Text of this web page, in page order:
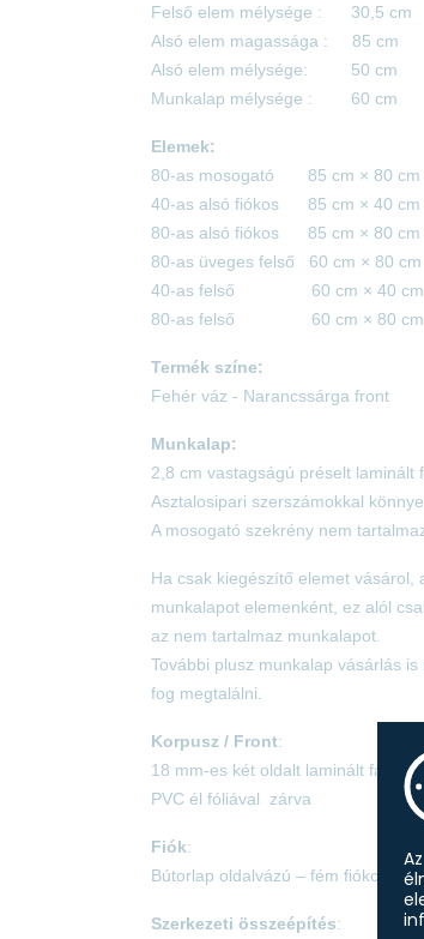
Felső elem mélysége : 30,5 cm
Alsó elem magassága : 85 cm
Alsó elem mélysége: 50 cm
Munkalap mélysége : 60 cm
Elemek:
80-as mosogató 85 cm × 80
40-as alsó fiókos 85 cm × 40
80-as alsó fiókos 85 cm × 80
80-as üveges felső 60 cm × 80 cm
40-as felső 60 cm × 40 cm
80-as felső 60 cm × 80 cm
Termék színe:
Fehér váz - Narancssárga front
Munkalap:
2,8 cm vastagságú préselt laminált
Asztalosipari szerszámokkal
A mosogató szekrény nem
Ha csak kiegészítő elemet vásárol,
munkalapot elemenként, ez alól
az nem tartalmaz munkalapot.
További plusz munkalap vásárlás
fog megtalálni.
Korpusz / Front:
18 mm-es két oldalt laminált
PVC él fóliával zárva
Fiók:
Bútorlap oldalvázú – fém
Szerkezeti összeépítés: